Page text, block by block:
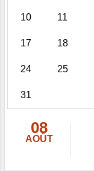
10 11
17 18
24 25
31
08
AOÛT